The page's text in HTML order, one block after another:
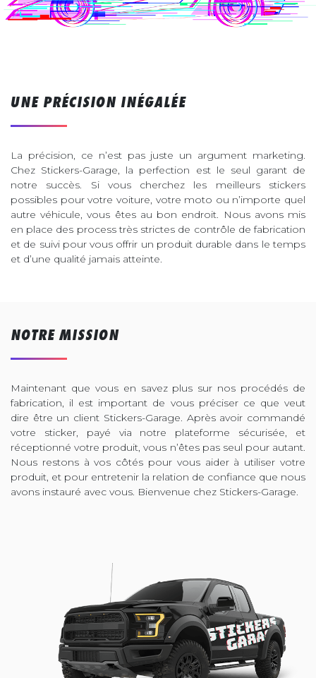
UNE PRÉCISION INÉGALÉE
La précision, ce n’est pas juste un argument marketing.
Chez Stickers-Garage, la perfection est le seul garant de
notre succès. Si vous cherchez les meilleurs stickers
possibles pour votre voiture, votre moto ou n’importe quel
autre véhicule, vous êtes au bon endroit. Nous avons mis
en place des process très strictes de contrôle de fabrication
et de suivi pour vous offrir un produit durable dans le temps
et d’une qualité jamais atteinte.
NOTRE MISSION
Maintenant que vous en savez plus sur nos procédés de
fabrication, il est important de vous préciser ce que veut
dire être un client Stickers-Garage. Après avoir commandé
votre sticker, payé via notre plateforme sécurisée, et
réceptionné votre produit, vous n’êtes pas seul pour autant.
Nous restons à vos côtés pour vous aider à utiliser votre
produit, et pour entretenir la relation de confiance que nous
avons instauré avec vous. Bienvenue chez Stickers-Garage.